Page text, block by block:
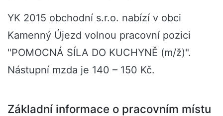
YK 2015 obchodní s.r.o. nabízí v obci
Kamenný Újezd volnou pracovní pozici
"POMOCNÁ SÍLA DO KUCHYNĚ (m/ž)".
Nástupní mzda je 140 – 150 Kč.
Základní informace o pracovním místu